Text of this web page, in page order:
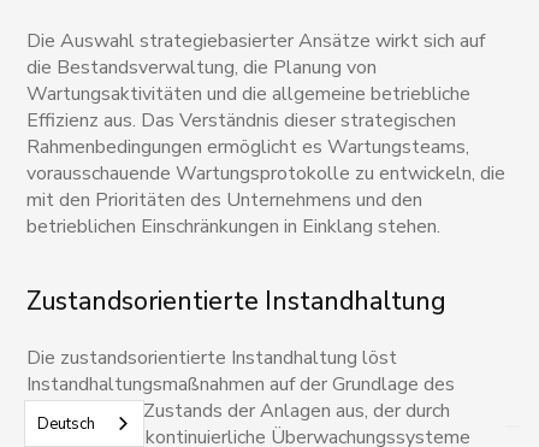
Die Auswahl strategiebasierter Ansätze wirkt sich auf
die Bestandsverwaltung, die Planung von
Wartungsaktivitäten und die allgemeine betriebliche
Effizienz aus. Das Verständnis dieser strategischen
Rahmenbedingungen ermöglicht es Wartungsteams,
vorausschauende Wartungsprotokolle zu entwickeln, die
mit den Prioritäten des Unternehmens und den
betrieblichen Einschränkungen in Einklang stehen.
Zustandsorientierte Instandhaltung
Die zustandsorientierte Instandhaltung löst
Instandhaltungsmaßnahmen auf der Grundlage des
tatsächlichen Zustands der Anlagen aus, der durch
Sensoren und kontinuierliche Überwachungssysteme
Deutsch